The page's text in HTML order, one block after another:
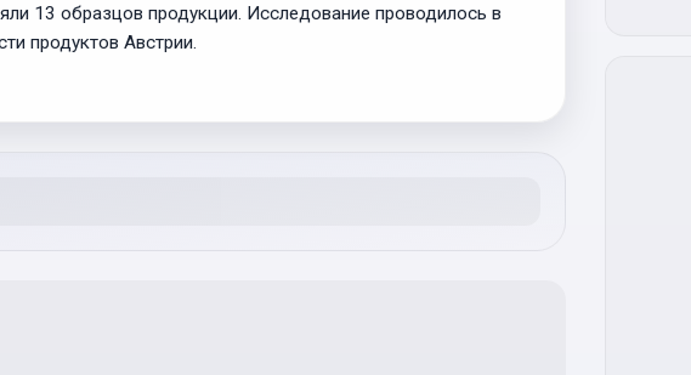
13 образцов продукции. Исследование проводилось в
продуктов Австрии.